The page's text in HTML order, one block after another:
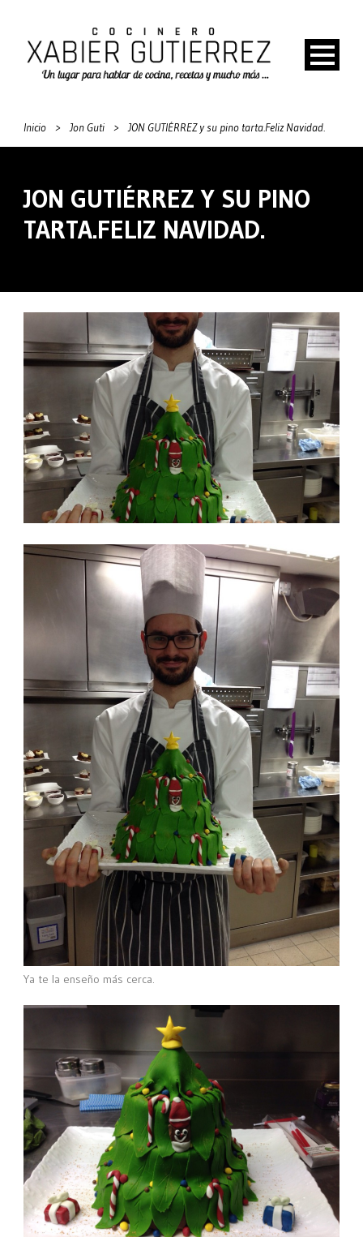
Inicio > Jon Guti > JON GUTIÉRREZ y su pino tarta.Feliz Navidad.
JON GUTIÉRREZ Y SU PINO
TARTA.FELIZ NAVIDAD.
Ya te la enseño más cerca.